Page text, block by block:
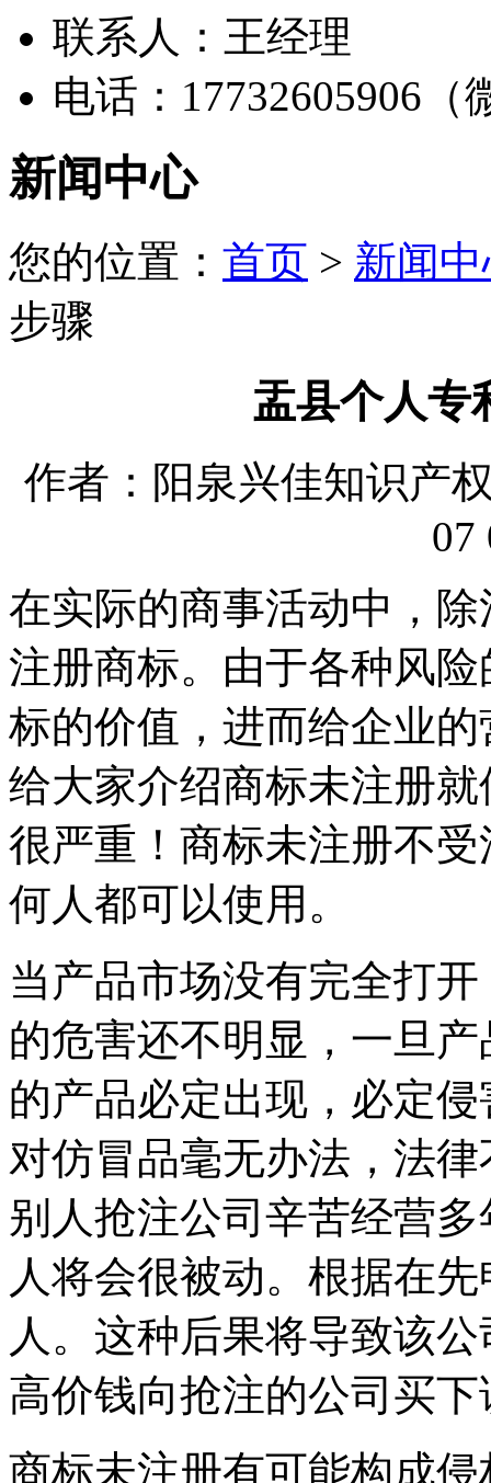
联系人：王经理
电话：17732605906（
新闻中心
您的位置： 首页 > 新闻
步骤
盂县个人专
作者：阳泉兴佳知识产
07
在实际的商事活动中，
注册商标。由于各种风
标的价值，进而给企业
给大家介绍商标未注册
很严重！商标未注册不
何人都可以使用。
当产品市场没有完全打
的危害还不明显，一旦
的产品必定出现，必定
对仿冒品毫无办法，法
别人抢注公司辛苦经营
人将会很被动。根据在
人。这种后果将导致该
高价钱向抢注的公司买
商标未注册有可能构成